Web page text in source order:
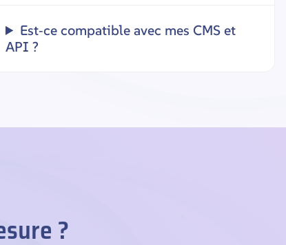
Est‑ce compatible avec mes CMS et
API ?
?